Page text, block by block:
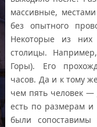
массивные,
без опытного
Некоторые из них
столицы.
Горы). Его
часов. Да и к тому
чем пять человек —
есть по размерам и
были